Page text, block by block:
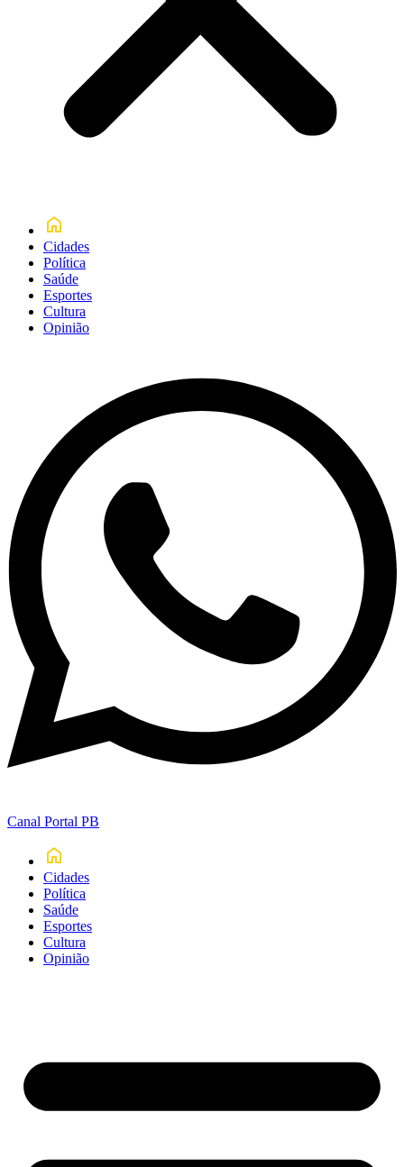
Cidades
Política
Saúde
Esportes
Cultura
Opinião
Canal Portal PB
Cidades
Política
Saúde
Esportes
Cultura
Opinião